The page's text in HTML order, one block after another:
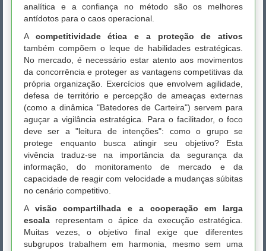
analítica e a confiança no método são os melhores
antídotos para o caos operacional.
A competitividade ética e a proteção de ativos
também compõem o leque de habilidades estratégicas.
No mercado, é necessário estar atento aos movimentos
da concorrência e proteger as vantagens competitivas da
própria organização. Exercícios que envolvem agilidade,
defesa de território e percepção de ameaças externas
(como a dinâmica "Batedores de Carteira") servem para
aguçar a vigilância estratégica. Para o facilitador, o foco
deve ser a "leitura de intenções": como o grupo se
protege enquanto busca atingir seu objetivo? Esta
vivência traduz-se na importância da segurança da
informação, do monitoramento de mercado e da
capacidade de reagir com velocidade a mudanças súbitas
no cenário competitivo.
A visão compartilhada e a cooperação em larga
escala representam o ápice da execução estratégica.
Muitas vezes, o objetivo final exige que diferentes
subgrupos trabalhem em harmonia, mesmo sem uma